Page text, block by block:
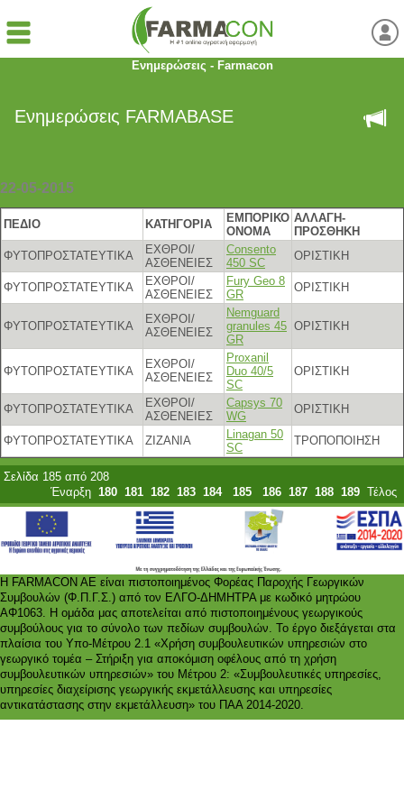
Ενημερώσεις - Farmacon
Ενημερώσεις FARMABASE
22-05-2015
ΠΕΔΙΟ ΚΑΤΗΓΟΡΙΑ
ΕΜΠΟΡΙΚΟ
ΟΝΟΜΑ
ΑΛΛΑΓΗ-
ΠΡΟΣΘΗΚΗ
ΦΥΤΟΠΡΟΣΤΑΤΕΥΤΙΚΑ
ΕΧΘΡΟΙ/
ΑΣΘΕΝΕΙΕΣ
Consento
450 SC
ΟΡΙΣΤΙΚΗ
ΦΥΤΟΠΡΟΣΤΑΤΕΥΤΙΚΑ
ΕΧΘΡΟΙ/
ΑΣΘΕΝΕΙΕΣ
Fury Geo 8
GR
ΟΡΙΣΤΙΚΗ
ΦΥΤΟΠΡΟΣΤΑΤΕΥΤΙΚΑ
ΕΧΘΡΟΙ/
ΑΣΘΕΝΕΙΕΣ
Nemguard
granules 45
GR
ΟΡΙΣΤΙΚΗ
ΦΥΤΟΠΡΟΣΤΑΤΕΥΤΙΚΑ
ΕΧΘΡΟΙ/
ΑΣΘΕΝΕΙΕΣ
Proxanil
Duo 40/5
SC
ΟΡΙΣΤΙΚΗ
ΦΥΤΟΠΡΟΣΤΑΤΕΥΤΙΚΑ
ΕΧΘΡΟΙ/
ΑΣΘΕΝΕΙΕΣ
Capsys 70
WG
ΟΡΙΣΤΙΚΗ
ΦΥΤΟΠΡΟΣΤΑΤΕΥΤΙΚΑ ΖΙΖΑΝΙΑ
Linagan 50
SC
ΤΡΟΠΟΠΟΙΗΣΗ
Σελίδα 185 από 208
Έναρξη 180 181 182 183 184 185 186 187 188 189 Τέλος
Η FARMACON AE είναι πιστοποιημένος Φορέας Παροχής Γεωργικών
Συμβουλών (Φ.Π.Γ.Σ.) από τον ΕΛΓΟ-ΔΗΜΗΤΡΑ με κωδικό μητρώου
ΑΦ1063. Η ομάδα μας αποτελείται από πιστοποιημένους γεωργικούς
συμβούλους για το σύνολο των πεδίων συμβουλών. Το έργο διεξάγεται στα
πλαίσια του Υπο-Μέτρου 2.1 «Χρήση συμβουλευτικών υπηρεσιών στο
γεωργικό τομέα – Στήριξη για αποκόμιση οφέλους από τη χρήση
συμβουλευτικών υπηρεσιών» του Μέτρου 2: «Συμβουλευτικές υπηρεσίες,
υπηρεσίες διαχείρισης γεωργικής εκμετάλλευσης και υπηρεσίες
αντικατάστασης στην εκμετάλλευση» του ΠΑΑ 2014-2020.